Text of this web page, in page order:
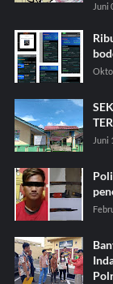
Juni
Juni